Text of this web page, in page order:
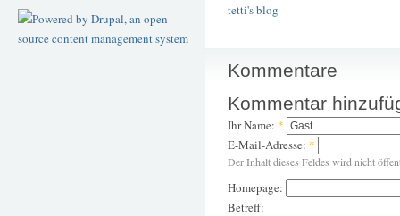
tetti's blog
Kommentare
Kommentar
Ihr Name: *
E-Mail-Adresse: *
Der Inhalt dieses Feldes wird nicht
Homepage:
Betreff: